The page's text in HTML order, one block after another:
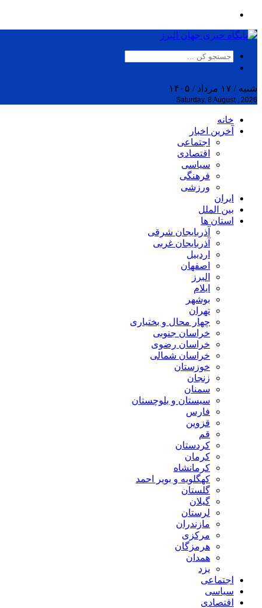
شنبه / ۱۷ مرداد / ۱۴۰۵
Saturday, 8 August , 2026
خانه
آخرین اخبار
اجتماعی
اقتصادی
سیاسی
فرهنگی
ورزشی
ایران
بین الملل
استان ها
آذربایجان شرقی
آذربایجان غربی
اردبیل
اصفهان
البرز
ایلام
بوشهر
تهران
چهار محال و بختیاری
خراسان جنوبی
خراسان رضوی
خراسان شمالی
خوزستان
زنجان
سمنان
سیستان و بلوچستان
فارس
قزوین
قم
کردستان
کرمان
کرمانشاه
کهگلویه و بویر احمد
گلستان
گیلان
لرستان
مازندران
مرکزی
هرمزگان
همدان
یزد
اجتماعی
سیاسی
اقتصادی